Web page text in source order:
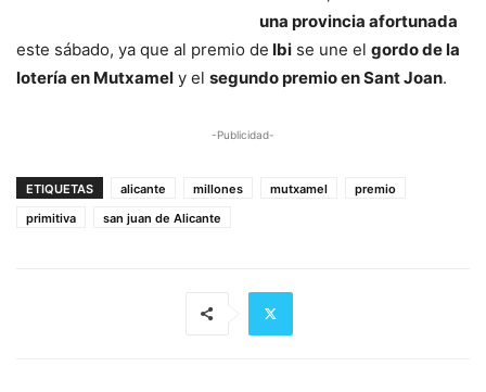
una provincia afortunada
este sábado, ya que al premio de Ibi se une el gordo de la
lotería en Mutxamel y el segundo premio en Sant Joan.
-Publicidad-
ETIQUETAS alicante millones mutxamel
premio
primitiva
san juan de Alicante